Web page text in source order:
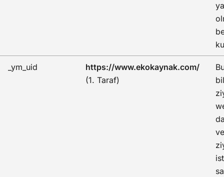
_ym_uid
https://www.ekokaynak.com/
(1. Taraf)